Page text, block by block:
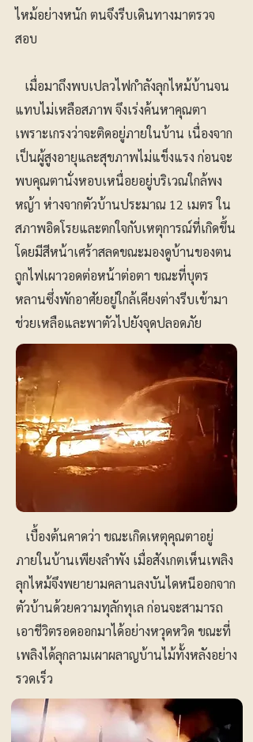
ไหม้อย่างหนัก ตนจึงรีบเดินทางมาตรวจ
สอบ
เมื่อมาถึงพบเปลวไฟกำลังลุกไหม้บ้านจน
แทบไม่เหลือสภาพ จึงเร่งค้นหาคุณตา
เพราะเกรงว่าจะติดอยู่ภายในบ้าน เนื่องจาก
เป็นผู้สูงอายุและสุขภาพไม่แข็งแรง ก่อนจะ
พบคุณตานั่งหอบเหนื่อยอยู่บริเวณใกล้พง
หญ้า ห่างจากตัวบ้านประมาณ 12 เมตร ใน
สภาพอิดโรยและตกใจกับเหตุการณ์ที่เกิดขึ้น
โดยมีสีหน้าเศร้าสลดขณะมองดูบ้านของตน
ถูกไฟเผาวอดต่อหน้าต่อตา ขณะที่บุตร
หลานซึ่งพักอาศัยอยู่ใกล้เคียงต่างรีบเข้ามา
ช่วยเหลือและพาตัวไปยังจุดปลอดภัย
เบื้องต้นคาดว่า ขณะเกิดเหตุคุณตาอยู่
ภายในบ้านเพียงลำพัง เมื่อสังเกตเห็นเพลิง
ลุกไหม้จึงพยายามคลานลงบันไดหนีออกจาก
ตัวบ้านด้วยความทุลักทุเล ก่อนจะสามารถ
เอาชีวิตรอดออกมาได้อย่างหวุดหวิด ขณะที่
เพลิงได้ลุกลามเผาผลาญบ้านไม้ทั้งหลังอย่าง
รวดเร็ว